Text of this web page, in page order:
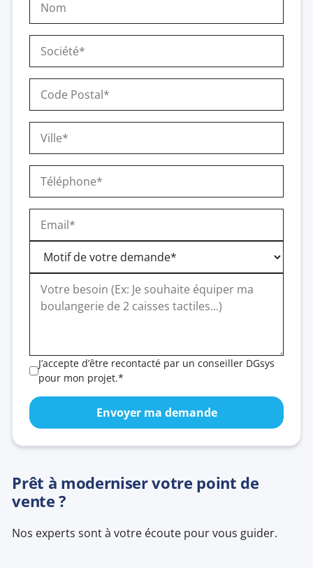
J’accepte d’être recontacté par un conseiller DGsys
pour mon projet.*
Prêt à moderniser votre point de
vente ?
Nos experts sont à votre écoute pour vous guider.